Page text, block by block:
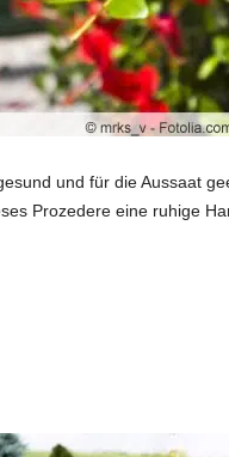
und für die Aussaat
Prozedere eine ruhige